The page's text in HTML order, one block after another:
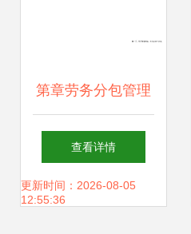
第章劳务分包管理
的相关知识.ppt
查看详情
更新时间：2026-08-05
12:55:36